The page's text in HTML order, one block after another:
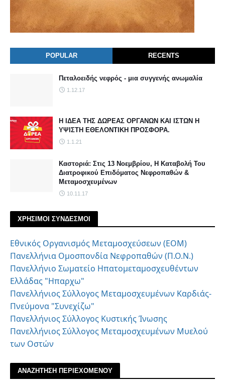
POPULAR RECENTS
Πεταλοειδής νεφρός - μια συγγενής ανωμαλία
1.12.17
Η ΙΔΕΑ ΤΗΣ ΔΩΡΕΑΣ ΟΡΓΑΝΩΝ ΚΑΙ ΙΣΤΩΝ Η
ΥΨΙΣΤΗ ΕΘΕΛΟΝΤΙΚΗ ΠΡΟΣΦΟΡΑ.
1.1.21
Καστοριά: Στις 13 Νοεμβρίου, Η Καταβολή Του
Διατροφικού Επιδόματος Νεφροπαθών &
Μεταμοσχευμένων
10.11.17
ΧΡΗΣΙΜΟΙ ΣΥΝΔΕΣΜΟΙ
Εθνικός Οργανισμός Μεταμοσχεύσεων (ΕΟΜ)
Πανελλήνια Ομοσπονδία Νεφροπαθών (Π.Ο.Ν.)
Πανελλήνιο Σωματείο Ηπατομεταμοσχευθέντων
Ελλάδας "Ηπαρχω"
Πανελλήνιος Σύλλογος Μεταμοσχευμένων Καρδιάς-
Πνεύμονα "Συνεχίζω"
Πανελλήνιος Σύλλογος Κυστικής Ίνωσης
Πανελλήνιος Σύλλογος Μεταμοσχευμένων Μυελού
των Οστών
ΑΝΑΖΗΤΗΣΗ ΠΕΡΙΕΧΟΜΕΝΟΥ